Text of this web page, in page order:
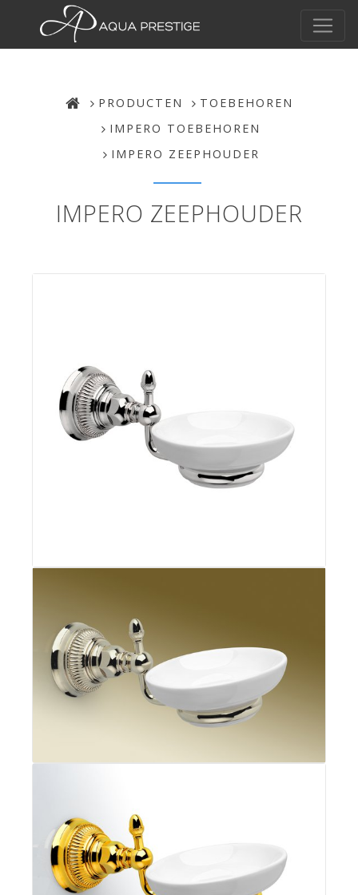
PRODUCTEN
TOEBEHOREN
IMPERO TOEBEHOREN
IMPERO ZEEPHOUDER
IMPERO ZEEPHOUDER